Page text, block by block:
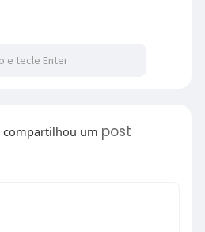
compartilhou um post